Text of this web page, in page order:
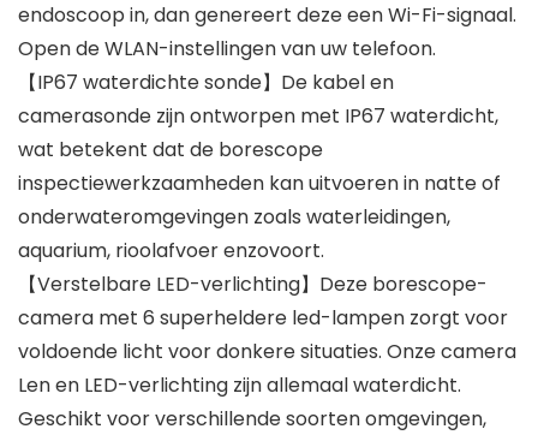
endoscoop in, dan genereert deze een Wi-Fi-signaal.
Open de WLAN-instellingen van uw telefoon.
【IP67 waterdichte sonde】De kabel en
camerasonde zijn ontworpen met IP67 waterdicht,
wat betekent dat de borescope
inspectiewerkzaamheden kan uitvoeren in natte of
onderwateromgevingen zoals waterleidingen,
aquarium, rioolafvoer enzovoort.
【Verstelbare LED-verlichting】Deze borescope-
camera met 6 superheldere led-lampen zorgt voor
voldoende licht voor donkere situaties. Onze camera
Len en LED-verlichting zijn allemaal waterdicht.
Geschikt voor verschillende soorten omgevingen,